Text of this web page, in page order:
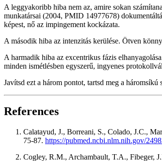
A leggyakoribb hiba nem az, amire sokan
munkatársai (2004, PMID 14977678)
képest, nő az impingement kockázata.
A második hiba az intenzitás kerülése. Ötven
A harmadik hiba az excentrikus fázis
minden ismétlésben egyszerű, ingyenes
Javítsd ezt a három pontot, tartsd meg a háromsíkú
References
Calatayud, J., Borreani, S., Colado, J.C.,
75-87. https://pubmed.ncbi.nlm.nih.gov/
Cogley, R.M., Archambault, T.A., Fibeger,